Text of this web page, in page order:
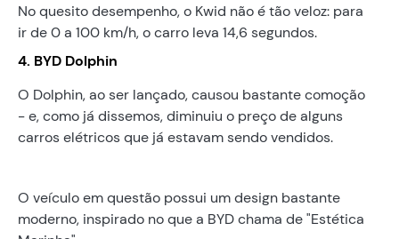
No quesito desempenho, o Kwid não é tão veloz: para
ir de 0 a 100 km/h, o carro leva 14,6 segundos.
4. BYD Dolphin
O Dolphin, ao ser lançado, causou bastante comoção
- e, como já dissemos, diminuiu o preço de alguns
carros elétricos que já estavam sendo vendidos.
O veículo em questão possui um design bastante
moderno, inspirado no que a BYD chama de "Estética